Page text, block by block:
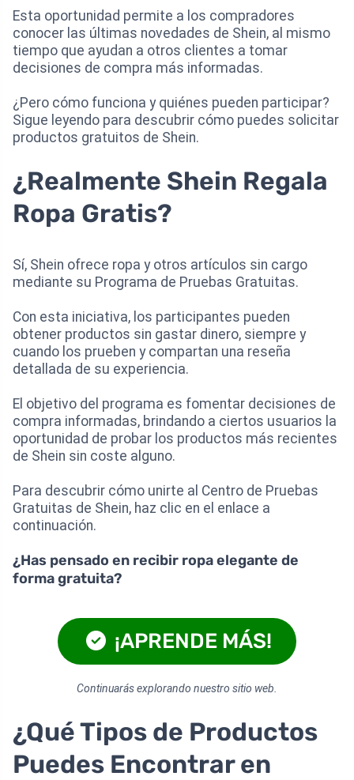
Esta oportunidad permite a los compradores
conocer las últimas novedades de Shein, al mismo
tiempo que ayudan a otros clientes a tomar
decisiones de compra más informadas.
¿Pero cómo funciona y quiénes pueden participar?
Sigue leyendo para descubrir cómo puedes solicitar
productos gratuitos de Shein.
¿Realmente Shein Regala
Ropa Gratis?
Sí, Shein ofrece ropa y otros artículos sin cargo
mediante su Programa de Pruebas Gratuitas.
Con esta iniciativa, los participantes pueden
obtener productos sin gastar dinero, siempre y
cuando los prueben y compartan una reseña
detallada de su experiencia.
El objetivo del programa es fomentar decisiones de
compra informadas, brindando a ciertos usuarios la
oportunidad de probar los productos más recientes
de Shein sin coste alguno.
Para descubrir cómo unirte al Centro de Pruebas
Gratuitas de Shein, haz clic en el enlace a
continuación.
¿Has pensado en recibir ropa elegante de
forma gratuita?
¡APRENDE MÁS!
Continuarás explorando nuestro sitio web.
¿Qué Tipos de Productos
Puedes Encontrar en